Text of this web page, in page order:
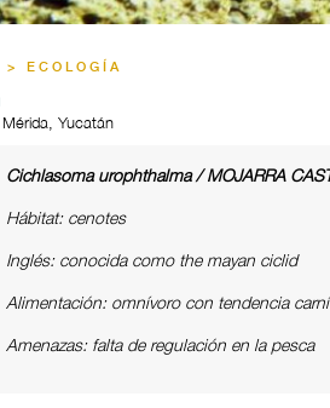
> ECOLOGÍA
Yucatán
Cichlasoma urophthalma / MOJARRA
Hábitat: cenotes
Inglés: conocida como the mayan ciclid
Alimentación: omnívoro con tendencia
Amenazas: falta de regulación en la pesca